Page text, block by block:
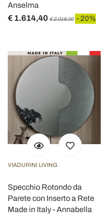
Anselma
€ 1.614,40 € 2.018,00 - 20%
VIADURINI LIVING
Specchio Rotondo da
Parete con Inserto a Rete
Made in Italy - Annabella